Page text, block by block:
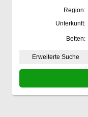
Region:
Unterkunft:
Betten:
Erweiterte Suche